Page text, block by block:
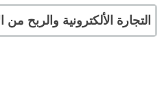
التجارة الألكترونية والربح من